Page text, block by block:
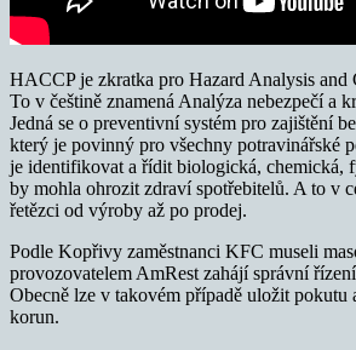
HACCP je zkratka pro Hazard Analysis and
To v češtině znamená Analýza nebezpečí a
Jedná se o preventivní systém pro zajištění
který je povinný pro všechny potravinářské
je identifikovat a řídit biologická, chemická,
by mohla ohrozit zdraví spotřebitelů. A to v
řetězci od výroby až po prodej.
Podle Kopřivy zaměstnanci KFC museli
provozovatelem AmRest zahájí správní
Obecně lze v takovém případě uložit pokutu
korun.